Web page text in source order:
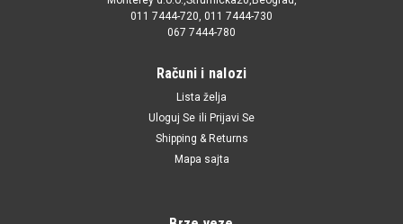
011 7444-720, 011 7444-730
067 7444-780
Računi i nalozi
Lista želja
Uloguj Se ili Prijavi Se
Shipping & Returns
Mapa sajta